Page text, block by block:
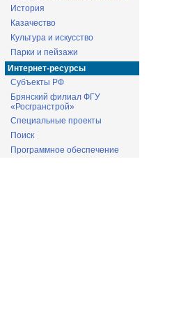
История
Казачество
Культура и искусство
Парки и пейзажи
Интернет-ресурсы
Субъекты РФ
Брянский филиал ФГУ
«Росгранстрой»
Специальные проекты
Поиск
Программное обеспечение